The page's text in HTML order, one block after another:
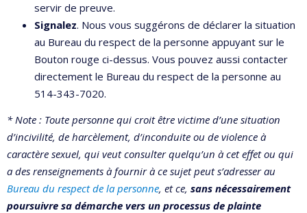
servir de preuve.
Signalez. Nous vous suggérons de déclarer la situation
au Bureau du respect de la personne appuyant sur le
Bouton rouge ci-dessus. Vous pouvez aussi contacter
directement le Bureau du respect de la personne au
514-343-7020.
* Note : Toute personne qui croit être victime d’une situation
d’incivilité, de harcèlement, d’inconduite ou de violence à
caractère sexuel, qui veut consulter quelqu’un à cet effet ou qui
a des renseignements à fournir à ce sujet peut s’adresser au
Bureau du respect de la personne, et ce, sans nécessairement
poursuivre sa démarche vers un processus de plainte